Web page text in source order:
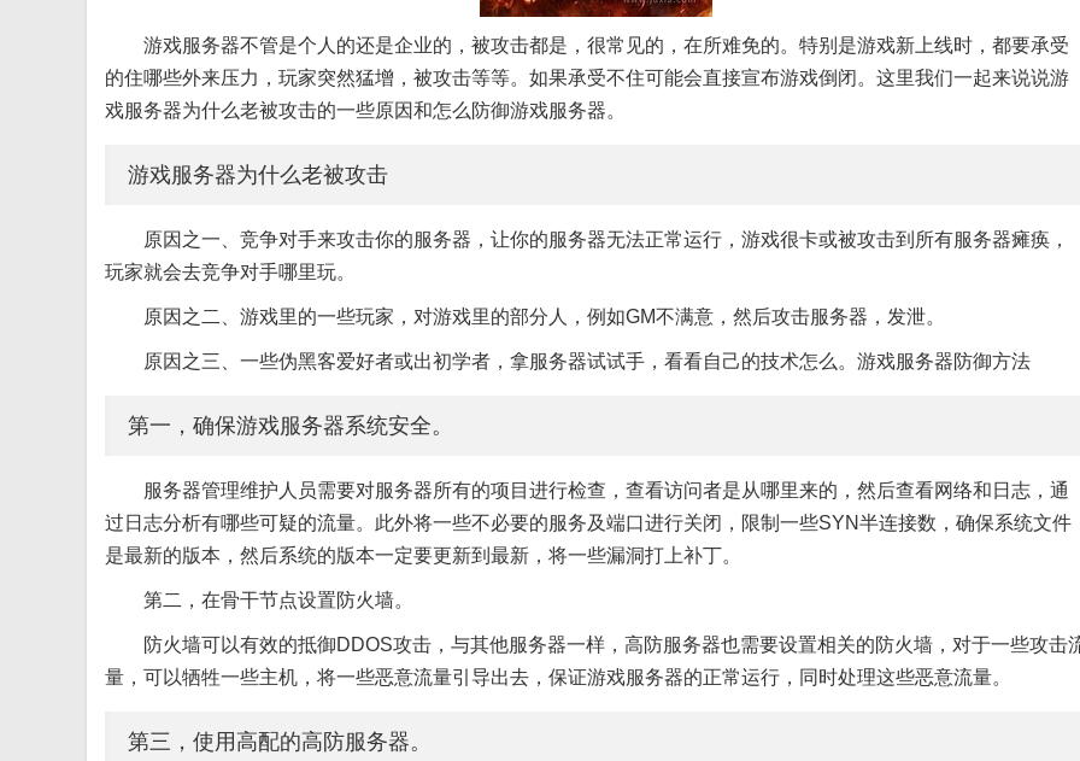
游戏服务器不管是个人的还是企业的，被攻击都是，很常见的，在所难免的。特别是游戏新上线时，都要承受
的住哪些外来压力，玩家突然猛增，被攻击等等。如果承受不住可能会直接宣布游戏倒闭。这里我们一起来说说游
戏服务器为什么老被攻击的一些原因和怎么防御游戏服务器。
游戏服务器为什么老被攻击
原因之一、竞争对手来攻击你的服务器，让你的服务器无法正常运行，游戏很卡或被攻击到所有服务器瘫痪，
玩家就会去竞争对手哪里玩。
原因之二、游戏里的一些玩家，对游戏里的部分人，例如GM不满意，然后攻击服务器，发泄。
原因之三、一些伪黑客爱好者或出初学者，拿服务器试试手，看看自己的技术怎么。游戏服务器防御方法
第一，确保游戏服务器系统安全。
服务器管理维护人员需要对服务器所有的项目进行检查，查看访问者是从哪里来的，然后查看网络和日志，通
过日志分析有哪些可疑的流量。此外将一些不必要的服务及端口进行关闭，限制一些SYN半连接数，确保系统文件
是最新的版本，然后系统的版本一定要更新到最新，将一些漏洞打上补丁。
第二，在骨干节点设置防火墙。
防火墙可以有效的抵御DDOS攻击，与其他服务器一样，高防服务器也需要设置相关的防火墙，对于一些攻击
量，可以牺牲一些主机，将一些恶意流量引导出去，保证游戏服务器的正常运行，同时处理这些恶意流量。
第三，使用高配的高防服务器。